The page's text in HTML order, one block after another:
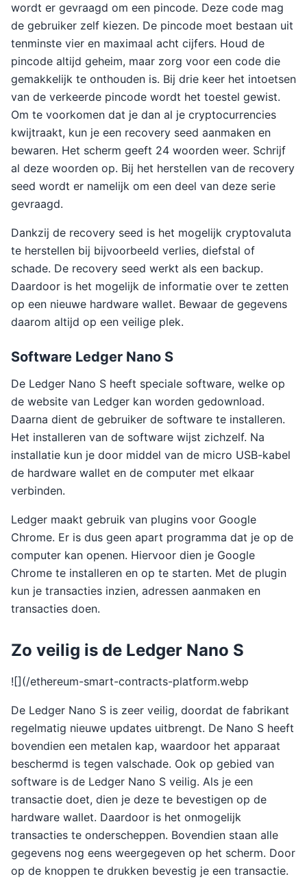
wordt er gevraagd om een pincode. Deze code mag
de gebruiker zelf kiezen. De pincode moet bestaan uit
tenminste vier en maximaal acht cijfers. Houd de
pincode altijd geheim, maar zorg voor een code die
gemakkelijk te onthouden is. Bij drie keer het intoetsen
van de verkeerde pincode wordt het toestel gewist.
Om te voorkomen dat je dan al je cryptocurrencies
kwijtraakt, kun je een recovery seed aanmaken en
bewaren. Het scherm geeft 24 woorden weer. Schrijf
al deze woorden op. Bij het herstellen van de recovery
seed wordt er namelijk om een deel van deze serie
gevraagd.
Dankzij de recovery seed is het mogelijk cryptovaluta
te herstellen bij bijvoorbeeld verlies, diefstal of
schade. De recovery seed werkt als een backup.
Daardoor is het mogelijk de informatie over te zetten
op een nieuwe hardware wallet. Bewaar de gegevens
daarom altijd op een veilige plek.
Software Ledger Nano S
De Ledger Nano S heeft speciale software, welke op
de website van Ledger kan worden gedownload.
Daarna dient de gebruiker de software te installeren.
Het installeren van de software wijst zichzelf. Na
installatie kun je door middel van de micro USB-kabel
de hardware wallet en de computer met elkaar
verbinden.
Ledger maakt gebruik van plugins voor Google
Chrome. Er is dus geen apart programma dat je op de
computer kan openen. Hiervoor dien je Google
Chrome te installeren en op te starten. Met de plugin
kun je transacties inzien, adressen aanmaken en
transacties doen.
Zo veilig is de Ledger Nano S
![](/ethereum-smart-contracts-platform.webp
De Ledger Nano S is zeer veilig, doordat de fabrikant
regelmatig nieuwe updates uitbrengt. De Nano S heeft
bovendien een metalen kap, waardoor het apparaat
beschermd is tegen valschade. Ook op gebied van
software is de Ledger Nano S veilig. Als je een
transactie doet, dien je deze te bevestigen op de
hardware wallet. Daardoor is het onmogelijk
transacties te onderscheppen. Bovendien staan alle
gegevens nog eens weergegeven op het scherm. Door
op de knoppen te drukken bevestig je een transactie.